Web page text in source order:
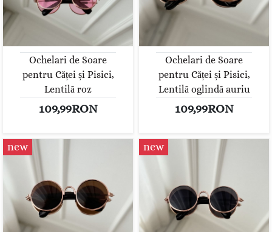
Ochelari de Soare
pentru Căței și Pisici,
Lentilă roz
109,99RON
Ochelari de Soare
pentru Căței și Pisici,
Lentilă oglindă auriu
109,99RON
new new